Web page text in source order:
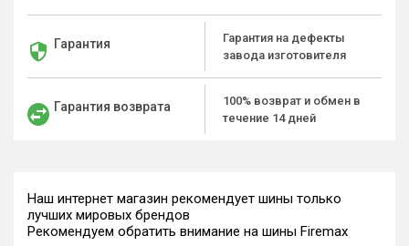
Гарантия
Гарантия на дефекты
завода изготовителя
Гарантия возврата
100% возврат и обмен в
течение 14 дней
Наш интернет магазин рекомендует шины только
лучших мировых брендов
Рекомендуем обратить внимание на шины Firemax